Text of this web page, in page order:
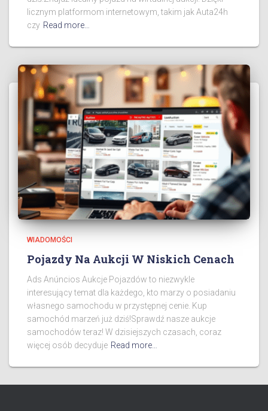
licznym platformom internetowym, takim jak Auta24h
czy Read more…
WIADOMOŚCI
Pojazdy Na Aukcji W Niskich Cenach
Ads Anúncios Aukcje Pojazdów to niezwykle
interesujący temat dla każdego, kto marzy o posiadaniu
własnego samochodu w przystępnej cenie. Kup
samochód marzeń już dziś!Sprawdź nasze aukcje
samochodów teraz! W dzisiejszych czasach, coraz
więcej osób decyduje Read more…